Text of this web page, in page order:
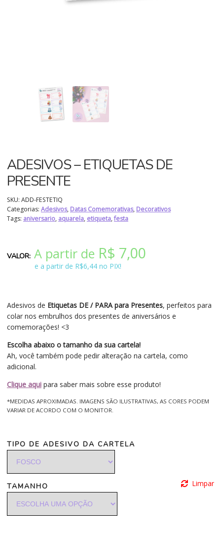
ADESIVOS – ETIQUETAS DE
PRESENTE
Adesivos de Etiquetas DE / PARA para Presentes, perfeitos para
colar nos embrulhos dos presentes de aniversários e
comemorações! <3
Escolha abaixo o tamanho da sua cartela!
Ah, você também pode pedir alteração na cartela, como
adicional.
Clique aqui para saber mais sobre esse produto!
*MEDIDAS APROXIMADAS. IMAGENS SÃO ILUSTRATIVAS, AS CORES PODEM
VARIAR DE ACORDO COM O MONITOR.
SKU: ADD-FESTETIQ
Categorias: Adesivos, Datas Comemorativas, Decorativos
Tags: aniversario, aquarela, etiqueta,festa
A partir de R$ 7,00
e a partir de R$6,44 no PIX!
TIPO DE ADESIVO DA CARTELA
TAMANHO Limpar